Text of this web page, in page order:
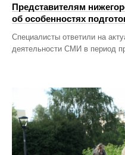
Представителям
об особенностях
Специалисты ответили на
деятельности СМИ в период